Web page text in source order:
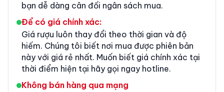
bạn dễ dàng cân đối ngân sách mua.
Để có giá chính xác:
Giá rượu luôn thay đổi theo thời gian và độ
hiếm. Chúng tôi biết nơi mua được phiên bản
này với giá rẻ nhất. Muốn biết giá chính xác tại
thời điểm hiện tại hãy gọi ngay hotline.
Không bán hàng qua mạng